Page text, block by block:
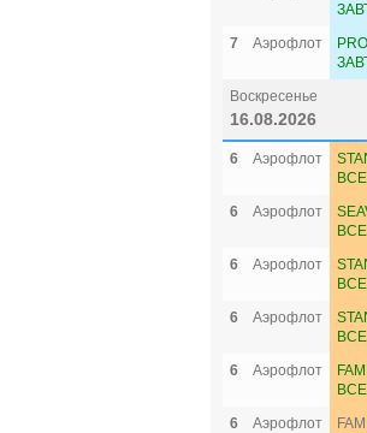
7
Аэрофлот
Воскресенье
16.08.2026
6 Аэрофлот
6
Аэрофлот
6
Аэрофлот
6
Аэрофлот
6
Аэрофлот
6
Аэрофлот